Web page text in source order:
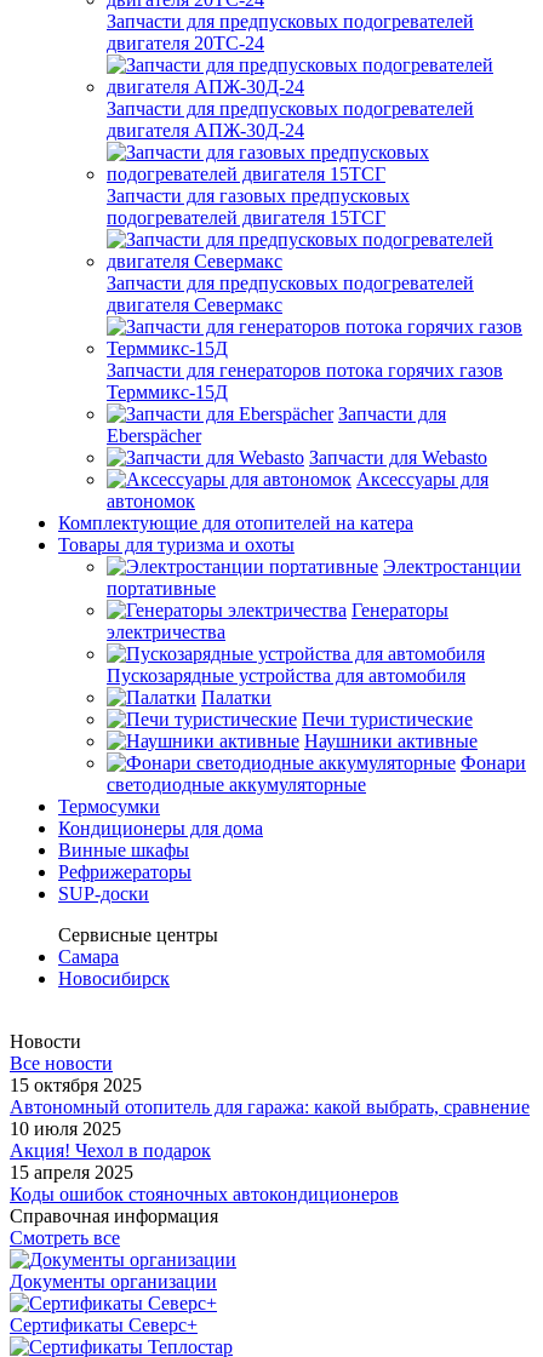
Запчасти для предпусковых подогревателей
двигателя 20ТС-24
Запчасти для предпусковых подогревателей
двигателя АПЖ-30Д-24
Запчасти для газовых предпусковых
подогревателей двигателя 15ТСГ
Запчасти для предпусковых подогревателей
двигателя Севермакс
Запчасти для генераторов потока горячих газов
Терммикс-15Д
Запчасти для
Eberspächer
Запчасти для Webasto
Аксессуары для
автономок
Комплектующие для отопителей на катера
Товары для туризма и охоты
Электростанции
портативные
Генераторы
электричества
Пускозарядные устройства для автомобиля
Палатки
Печи туристические
Наушники активные
Фонари
светодиодные аккумуляторные
Термосумки
Кондиционеры для дома
Винные шкафы
Рефрижераторы
SUP-доски
Сервисные центры
Самара
Новосибирск
Новости
Все новости
15 октября 2025
Автономный отопитель для гаража: какой выбрать, сравнение
10 июля 2025
Акция! Чехол в подарок
15 апреля 2025
Коды ошибок стояночных автокондиционеров
Справочная информация
Смотреть все
Документы организации
Сертификаты Северс+